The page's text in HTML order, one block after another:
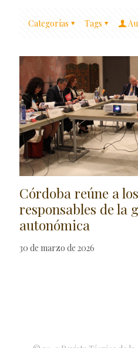
Categorías Tags
Córdoba reúne a
responsables de la
autonómica
30 de marzo de 2026